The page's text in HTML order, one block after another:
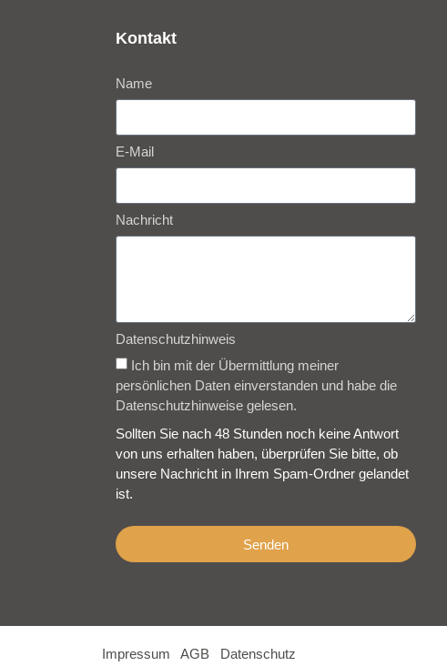
Kontakt
Name
E-Mail
Nachricht
Datenschutzhinweis
Ich bin mit der Übermittlung meiner
persönlichen Daten einverstanden und habe die
Datenschutzhinweise gelesen.
Sollten Sie nach 48 Stunden noch keine Antwort
von uns erhalten haben, überprüfen Sie bitte, ob
unsere Nachricht in Ihrem Spam-Ordner gelandet
ist.
Senden
Impressum AGB Datenschutz